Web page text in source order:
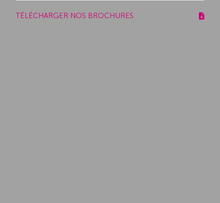
TÉLÉCHARGER NOS BROCHURES